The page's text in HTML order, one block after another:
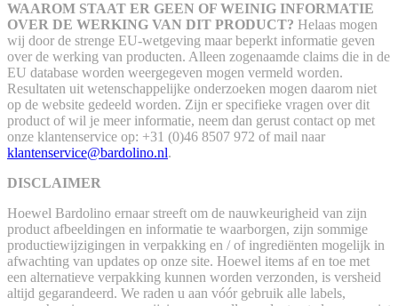
WAAROM STAAT ER GEEN OF WEINIG INFORMATIE
OVER DE WERKING VAN DIT PRODUCT? Helaas mogen
wij door de strenge EU-wetgeving maar beperkt informatie geven
over de werking van producten. Alleen zogenaamde claims die in de
EU database worden weergegeven mogen vermeld worden.
Resultaten uit wetenschappelijke onderzoeken mogen daarom niet
op de website gedeeld worden. Zijn er specifieke vragen over dit
product of wil je meer informatie, neem dan gerust contact op met
onze klantenservice op: +31 (0)46 8507 972 of mail naar
klantenservice@bardolino.nl.
DISCLAIMER
Hoewel Bardolino ernaar streeft om de nauwkeurigheid van zijn
product afbeeldingen en informatie te waarborgen, zijn sommige
productiewijzigingen in verpakking en / of ingrediënten mogelijk in
afwachting van updates op onze site. Hoewel items af en toe met
een alternatieve verpakking kunnen worden verzonden, is versheid
altijd gegarandeerd. We raden u aan vóór gebruik alle labels,